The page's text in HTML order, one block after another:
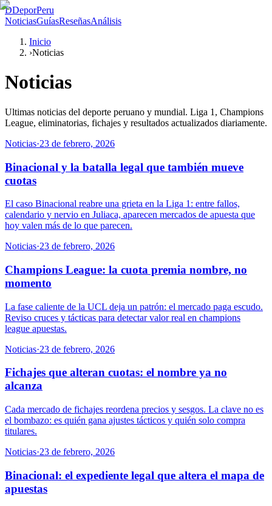
DDeporPeru
NoticiasGuíasReseñasAnálisis
Inicio
›Noticias
Noticias
Ultimas noticias del deporte peruano y mundial. Liga 1, Champions
League, eliminatorias, fichajes y resultados actualizados diariamente.
Noticias·23 de febrero, 2026
Binacional y la batalla legal que también mueve
cuotas
El caso Binacional reabre una grieta en la Liga 1: entre fallos,
calendario y nervio en Juliaca, aparecen mercados de apuesta que
hoy valen más de lo que parecen.
Noticias·23 de febrero, 2026
Champions League: la cuota premia nombre, no
momento
La fase caliente de la UCL deja un patrón: el mercado paga escudo.
Reviso cruces y tácticas para detectar valor real en champions
league apuestas.
Noticias·23 de febrero, 2026
Fichajes que alteran cuotas: el nombre ya no
alcanza
Cada mercado de fichajes reordena precios y sesgos. La clave no es
el bombazo: es quién gana ajustes tácticos y quién solo compra
titulares.
Noticias·23 de febrero, 2026
Binacional: el expediente legal que altera el mapa de
apuestas